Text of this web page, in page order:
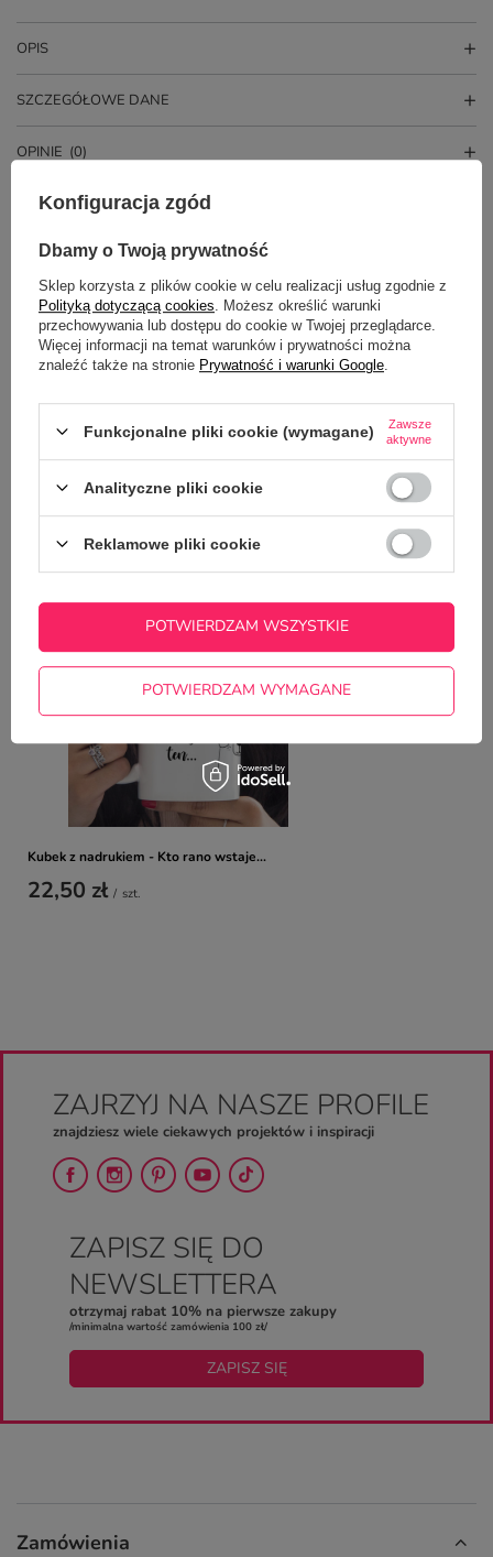
OPIS
SZCZEGÓŁOWE DANE
OPINIE (0)
niezwłocznie, najciekawsze pytania i
ZADAJ PYTANIE
NAJCZĘŚCIEJ KUPOWANE Z
TYM TOWAREM
Kubek z nadrukiem - Kto rano wstaje...
22,50 zł / szt.
myszki
ZAJRZYJ NA NASZE PROFILE
znajdziesz wiele ciekawych projektów i inspiracji
ZAPISZ SIĘ DO
NEWSLETTERA
otrzymaj rabat 10% na pierwsze zakupy
/minimalna wartość zamówienia 100 zł/
ZAPISZ SIĘ
Zamówienia
Konfiguracja zgód
Dbamy o Twoją prywatność
Sklep korzysta z plików cookie w celu realizacji usług zgodnie z
Polityką dotyczącą cookies . Możesz określić warunki
przechowywania lub dostępu do cookie w Twojej przeglądarce.
Więcej informacji na temat warunków i prywatności można
znaleźć także na stronie Prywatność i warunki Google
Funkcjonalne pliki cookie (wymagane)
Zawsze
aktywne
Analityczne pliki cookie
Reklamowe pliki cookie
POTWIERDZAM WYMAGANE
POTWIERDZAM WSZYSTKIE